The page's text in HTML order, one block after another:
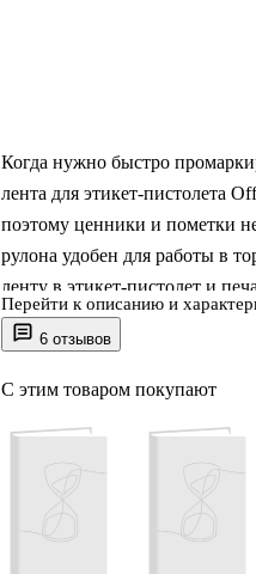
6 отзывов
Когда нужно быстро
лента для этикет-пистолета
поэтому ценники и пометки
рулона удобен для работы в
ленту в этикет-пистолет и
для этикеток 21×12 мм.
Перейти к описанию и
С этим товаром покупают